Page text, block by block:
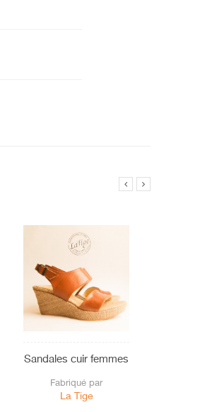
Sandales cuir femmes
Fabriqué par
La Tige